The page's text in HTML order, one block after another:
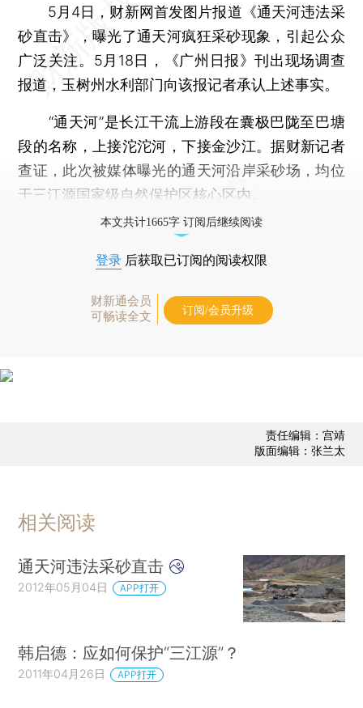
5月4日，财新网首发图片报道《通天河违法采
砂直击》，曝光了通天河疯狂采砂现象，引起公众
广泛关注。5月18日，《广州日报》刊出现场调查
报道，玉树州水利部门向该报记者承认上述事实。
“通天河”是长江干流上游段在囊极巴陇至巴塘
段的名称，上接沱沱河，下接金沙江。据财新记者
查证，此次被媒体曝光的通天河沿岸采砂场，均位
于三江源国家级自然保护区核心区内。
本文共计1665字 订阅后继续阅读
登录 后获取已订阅的阅读权限
财新通会员
可畅读全文
订阅/会员升级
责任编辑：宫靖
版面编辑：张兰太
相关阅读
通天河违法采砂直击
2012年05月04日 APP打开
韩启德：应如何保护“三江源”？
2011年04月26日 APP打开